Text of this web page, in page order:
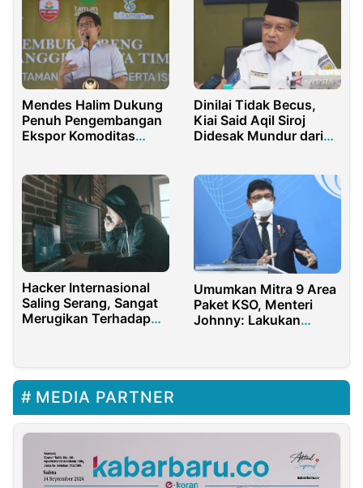
Mendes Halim Dukung
Penuh Pengembangan
Ekspor Komoditas
Dinilai Tidak Becus,
Kiai Said Aqil Siroj
Didesak Mundur dari
Hacker Internasional
Saling Serang, Sangat
Merugikan Terhadap
Umumkan Mitra 9 Area
Paket KSO, Menteri
Johnny: Lakukan
MEDIA PARTNER